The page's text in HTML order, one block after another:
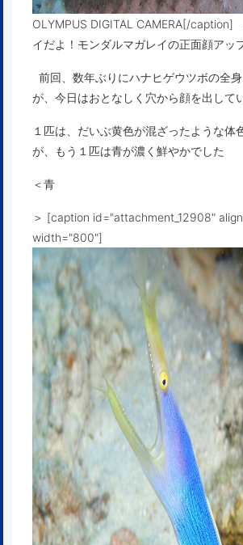
OLYMPUS DIGITAL CAMERA[/caption]
イだよ！モンダルマガレイの正面顔アッ
前回、数年ぶりにハナヒゲウツボの全
が、今日はおとなしく穴から顔を出して
１匹は、だいぶ黄色が混ざったような体
が、もう１匹は青が濃く鮮やかでした
＜青
＞ [caption id="attachment_12908"
width="800"]